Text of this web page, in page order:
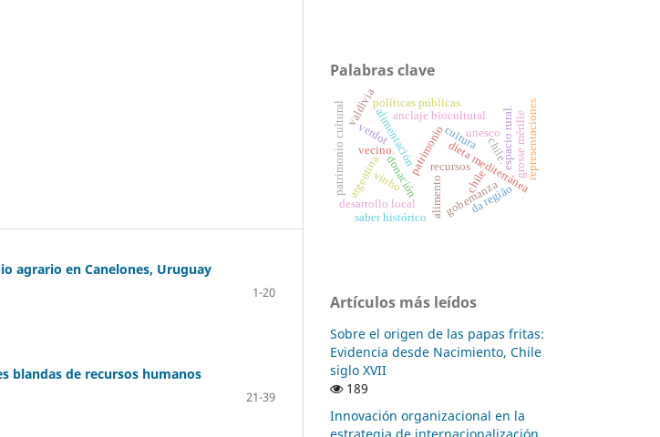
agrario en Canelones, Uruguay
1-20
blandas de recursos humanos
21-39
Palabras clave
alimentaciónpatrimonioculturaunesco
dieta mediterránea
alimento
donación
vecino.
gobernanza
anclaje biocultural
políticas públicas.
desarrollo local
recursos espacio rural.
argentina
patrimonio cultural chile.
chile
verdot grosse mérille
valdivia
vinho
da região
representaciones
saber histórico
Artículos más leídos
Sobre el origen de las papas fritas:
Evidencia desde Nacimiento, Chile
siglo XVII
189
Innovación organizacional en la